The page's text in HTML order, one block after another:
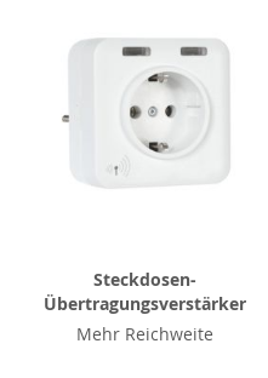
Steckdosen-
Übertragungsverstärker
Mehr Reichweite